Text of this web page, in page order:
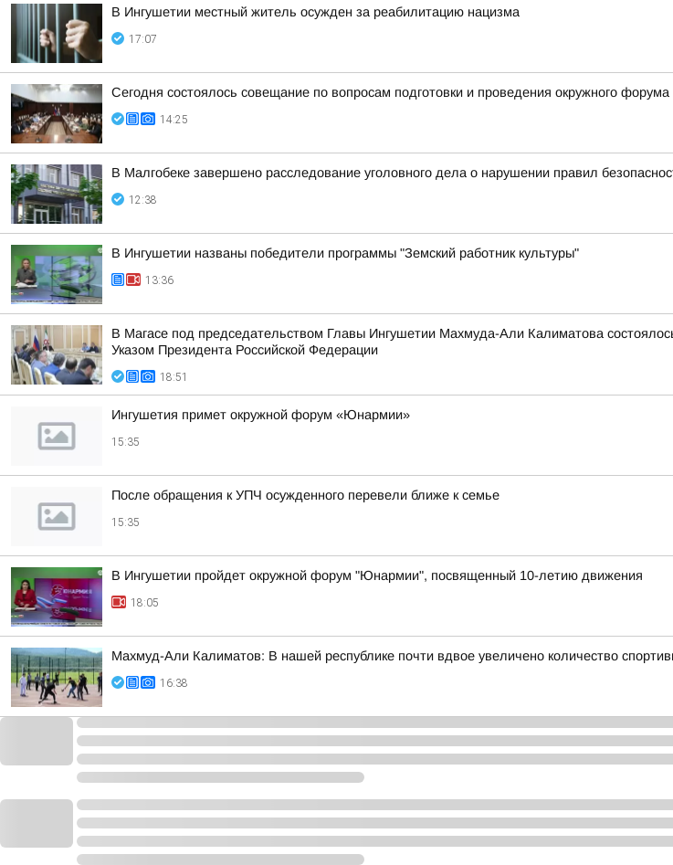
В Ингушетии местный житель осужден за реабилитацию нацизма
17:07
Сегодня состоялось совещание по вопросам подготовки и проведения окружного
14:25
В Малгобеке завершено расследование уголовного дела о нарушении правил
12:38
В Ингушетии названы победители программы "Земский работник культуры"
13:36
В Магасе под председательством Главы Ингушетии Махмуда-Али Калиматова
Указом Президента Российской Федерации
18:51
Ингушетия примет окружной форум «Юнармии»
15:35
После обращения к УПЧ осужденного перевели ближе к семье
15:35
В Ингушетии пройдет окружной форум "Юнармии", посвященный 10-летию движения
18:05
Махмуд-Али Калиматов: В нашей республике почти вдвое увеличено количество
16:38